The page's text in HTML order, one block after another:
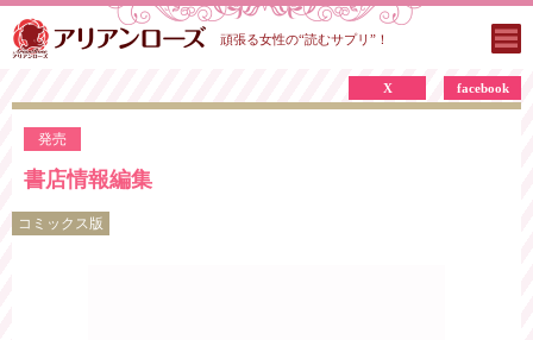
頑張る女性の“読むサプリ”！
発売
X facebook
書店情報編集
コミックス版